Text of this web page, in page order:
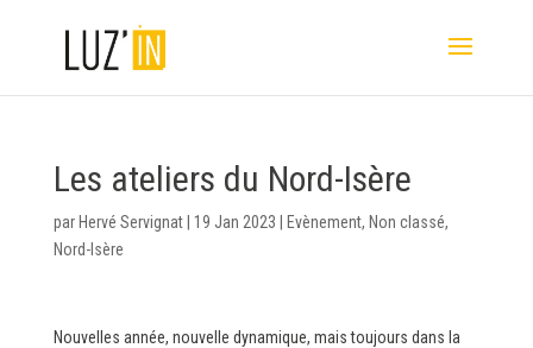
Les ateliers du Nord-Isère
par Hervé Servignat| 19 Jan 2023 Evènement, Non classé,
Nord-Isère
Nouvelles année, nouvelle dynamique, mais toujours dans la